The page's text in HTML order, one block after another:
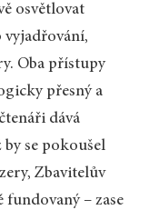
osvětlovat
vyjadřování,
Oba přístupy
přesný a
dává
se pokoušel
Zbavitelův
fundovaný – zase